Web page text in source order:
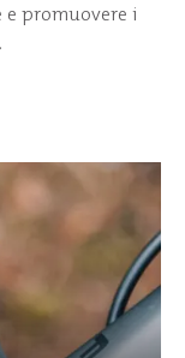
promuovere i